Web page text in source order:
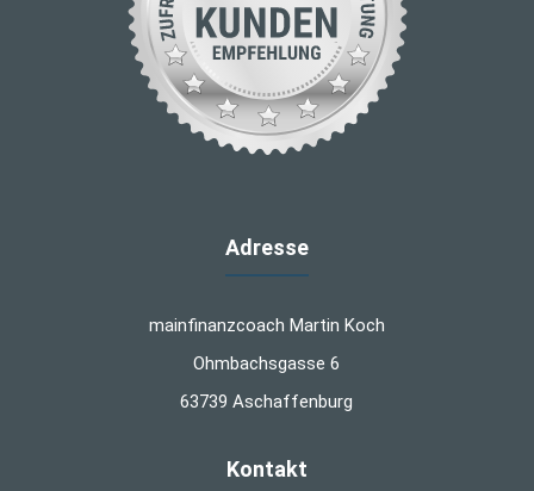
Adresse
mainfinanzcoach Martin Koch
Ohmbachsgasse 6
63739 Aschaffenburg
Kontakt